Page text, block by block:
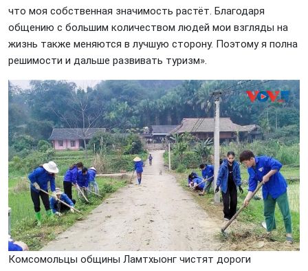
что моя собственная значимость растёт. Благодаря
общению с большим количеством людей мои взгляды на
жизнь также меняются в лучшую сторону. Поэтому я полна
решимости и дальше развивать туризм».
Комсомольцы общины Ламтхыонг чистят дороги